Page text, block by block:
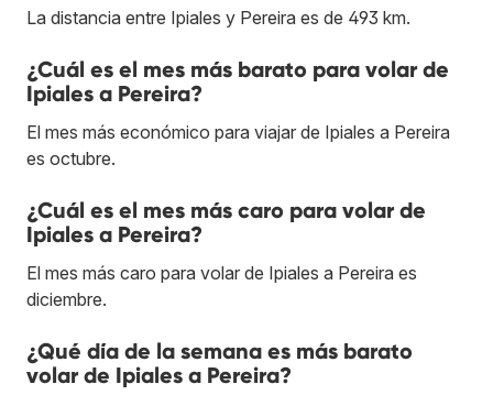
La distancia entre Ipiales y Pereira es de 493 km.
¿Cuál es el mes más barato para volar de
Ipiales a Pereira?
El mes más económico para viajar de Ipiales a Pereira
es octubre.
¿Cuál es el mes más caro para volar de
Ipiales a Pereira?
El mes más caro para volar de Ipiales a Pereira es
diciembre.
¿Qué día de la semana es más barato
volar de Ipiales a Pereira?